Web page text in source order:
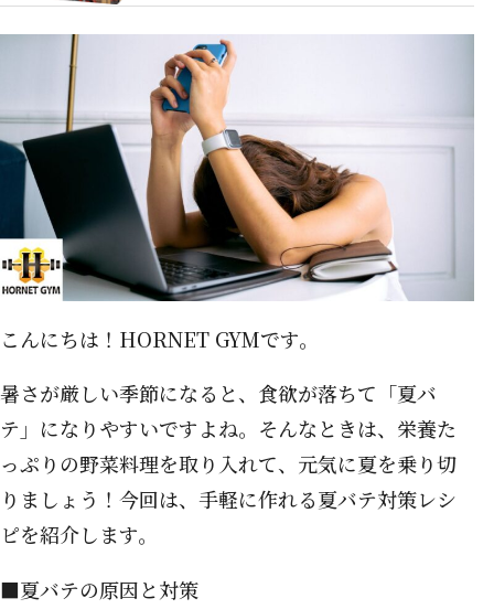
こんにちは！HORNET GYMです。
暑さが厳しい季節になると、食欲が落ちて「夏バ
テ」になりやすいですよね。そんなときは、栄養た
っぷりの野菜料理を取り入れて、元気に夏を乗り切
りましょう！今回は、手軽に作れる夏バテ対策レシ
ピを紹介します。
■夏バテの原因と対策